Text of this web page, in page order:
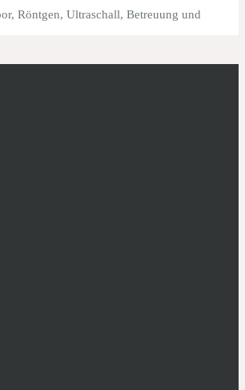
Röntgen, Ultraschall, Betreuung und